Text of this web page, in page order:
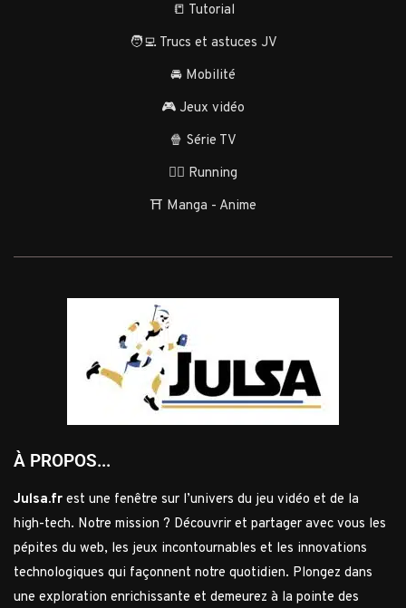
📒 Tutorial
🧑‍💻 Trucs et astuces JV
🚘 Mobilité
🎮 Jeux vidéo
🍿 Série TV
🏃‍♂️ Running
⛩️ Manga - Anime
À PROPOS...
Julsa.fr est une fenêtre sur l’univers du jeu vidéo et de la
high-tech. Notre mission ? Découvrir et partager avec vous les
pépites du web, les jeux incontournables et les innovations
technologiques qui façonnent notre quotidien. Plongez dans
une exploration enrichissante et demeurez à la pointe des